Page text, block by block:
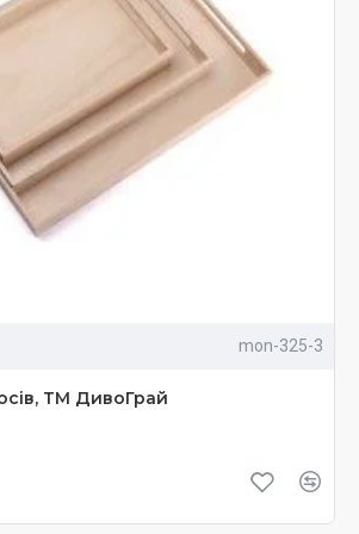
з батьками;
характеру;
школою, садком;
mon-325-3
ТМ ДивоГрай